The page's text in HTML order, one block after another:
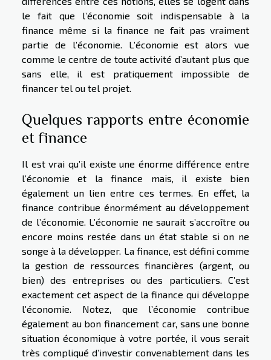
le fait que l’économie soit indispensable à la
finance même si la finance ne fait pas vraiment
partie de l’économie. L’économie est alors vue
comme le centre de toute activité d’autant plus que
sans elle, il est pratiquement impossible de
financer tel ou tel projet.
Quelques rapports entre économie
et finance
Il est vrai qu’il existe une énorme différence entre
l’économie et la finance mais, il existe bien
également un lien entre ces termes. En effet, la
finance contribue énormément au développement
de l’économie. L’économie ne saurait s’accroître ou
encore moins restée dans un état stable si on ne
songe à la développer. La finance, est défini comme
la gestion de ressources financières (argent, ou
bien) des entreprises ou des particuliers. C’est
exactement cet aspect de la finance qui développe
l’économie. Notez, que l’économie contribue
également au bon financement car, sans une bonne
situation économique à votre portée, il vous serait
très compliqué d’investir convenablement dans les